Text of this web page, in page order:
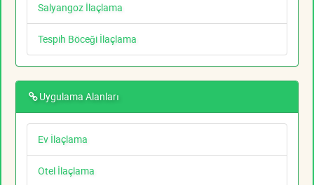
Salyangoz İlaçlama
Tespih Böceği İlaçlama
Uygulama Alanları
Ev İlaçlama
Otel İlaçlama